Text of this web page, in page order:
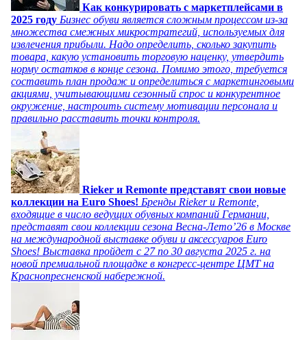
Как конкурировать с маркетплейсами в
2025 году Бизнес обуви является сложным процессом из-за
множества смежных микростратегий, используемых для
извлечения прибыли. Надо определить, сколько закупить
товара, какую установить торговую наценку, утвердить
норму остатков в конце сезона. Помимо этого, требуется
составить план продаж и определиться с маркетинговыми
акциями, учитывающими сезонный спрос и конкурентное
окружение, настроить систему мотивации персонала и
правильно расставить точки контроля.
Rieker и Remonte представят свои новые
коллекции на Euro Shoes! Бренды Rieker и Remonte,
входящие в число ведущих обувных компаний Германии,
представят свои коллекции сезона Весна-Лето’26 в Москве
на международной выставке обуви и аксессуаров Euro
Shoes! Выставка пройдет c 27 по 30 августа 2025 г. на
новой премиальной площадке в конгресс-центре ЦМТ на
Краснопресненской набережной.